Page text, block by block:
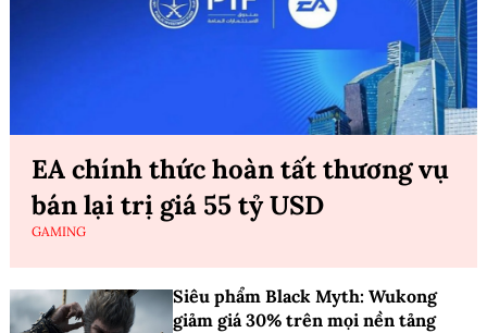
EA chính thức hoàn tất thương vụ
bán lại trị giá 55 tỷ USD
GAMING
Siêu phẩm Black Myth: Wukong
giảm giá 30% trên mọi nền tảng